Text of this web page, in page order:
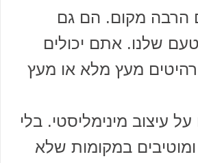
הרבה מקום. הם גם
שלנו. אתם יכולים
מעץ מלא או מעץ
עיצוב מינימליסטי. בלי
במקומות שלא